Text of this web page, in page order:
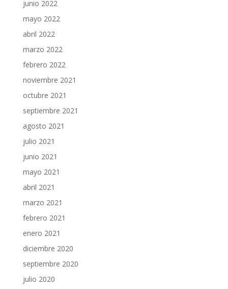
junio 2022
mayo 2022
abril 2022
marzo 2022
febrero 2022
noviembre 2021
octubre 2021
septiembre 2021
agosto 2021
julio 2021
junio 2021
mayo 2021
abril 2021
marzo 2021
febrero 2021
enero 2021
diciembre 2020
septiembre 2020
julio 2020